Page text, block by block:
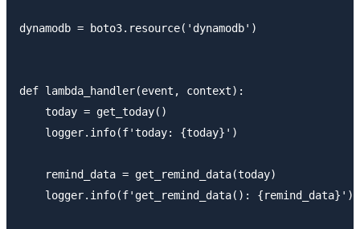
dynamodb = boto3.resource('dynamodb')
def lambda_handler(event, context):
    today = get_today()
    logger.info(f'today: {today}')
    remind_data = get_remind_data(today)
    logger.info(f'get_remind_data(): {remind_data}')